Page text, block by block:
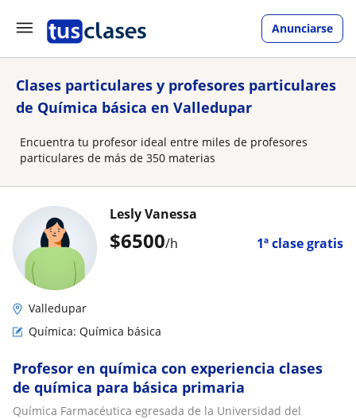
Anunciarse
Clases particulares y profesores particulares
de Química básica en Valledupar
Encuentra tu profesor ideal entre miles de profesores
particulares de más de 350 materias
$6500/h 1ª clase gratis
Lesly Vanessa
Valledupar
Química: Química básica
Profesor en química con experiencia clases
de química para básica primaria
Química Farmacéutica egresada de la Universidad del